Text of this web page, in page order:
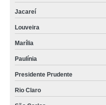
Jacareí
Louveira
Marília
Paulínia
Presidente Prudente
Rio Claro